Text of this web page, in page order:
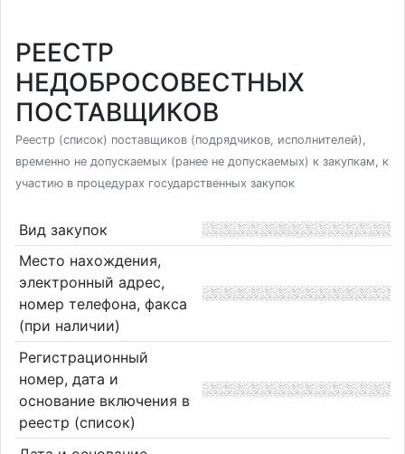
РЕЕСТР
НЕДОБРОСОВЕСТНЫХ
ПОСТАВЩИКОВ
Реестр (список) поставщиков (подрядчиков, исполнителей),
временно не допускаемых (ранее не допускаемых) к закупкам, к
участию в процедурах государственных закупок
Вид закупок
Место нахождения,
электронный адрес,
номер телефона, факса
(при наличии)
Регистрационный
номер, дата и
основание включения в
реестр (список)